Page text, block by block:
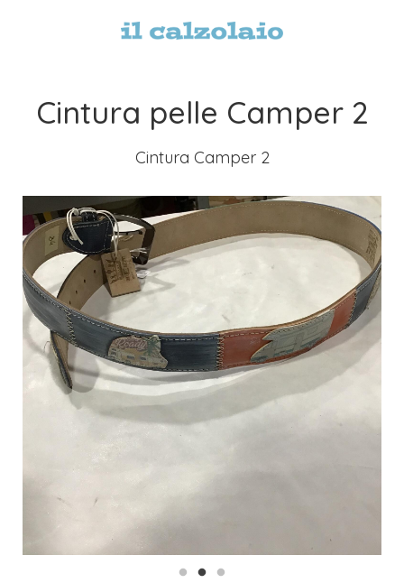
Cintura pelle Camper 2
Cintura Camper 2